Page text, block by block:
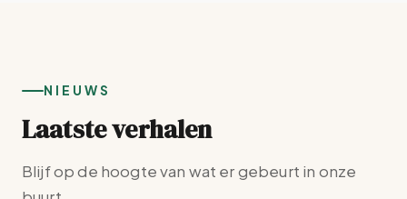
NIEUWS
Laatste verhalen
Blijf op de hoogte van wat er gebeurt in onze